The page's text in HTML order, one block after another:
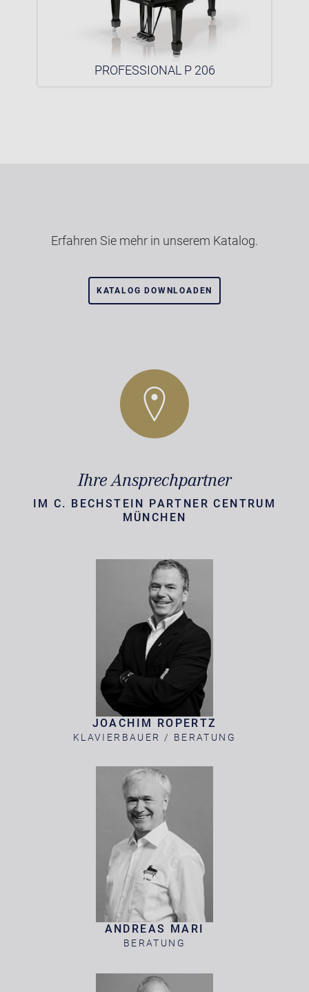
PROFESSIONAL P 206
Erfahren Sie mehr in unserem Katalog.
KATALOG DOWNLOADEN
Ihre Ansprechpartner
IM C. BECHSTEIN PARTNER CENTRUM
MÜNCHEN
JOACHIM ROPERTZ
KLAVIERBAUER / BERATUNG
ANDREAS MARI
BERATUNG